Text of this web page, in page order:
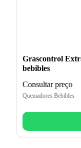
Grascontrol
bebibles
Consultar preço
Quemadores Bebibles